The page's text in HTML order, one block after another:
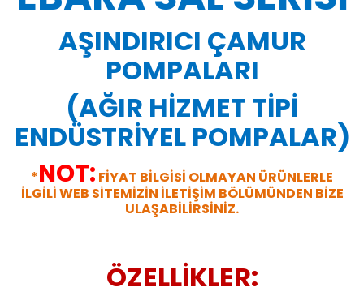
AŞINDIRICI ÇAMUR
POMPALARI
(AĞIR HİZMET TİPİ
ENDÜSTRİYEL POMPALAR)
*NOT: FİYAT BİLGİSİ OLMAYAN ÜRÜNLERLE
İLGİLİ WEB SİTEMİZİN İLETİŞİM BÖLÜMÜNDEN BİZE
ULAŞABİLİRSİNİZ.
ÖZELLİKLER: